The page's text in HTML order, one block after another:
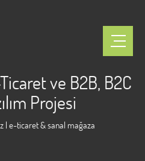
ve B2B, B2C
Projesi
| e-ticaret & sanal mağaza